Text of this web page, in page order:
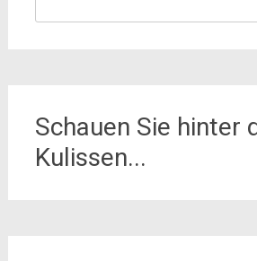
Schauen Sie hinter
Kulissen...